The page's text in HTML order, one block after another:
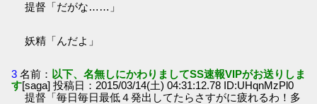
提督「だがな……」
妖精「んだよ」
3 名前： 以下、名無しにかわりましてSS速報VIPがお送りしま
す[saga] 投稿日：2015/03/14(土) 04:31:12.78 ID:UHqnMzPl0
提督「毎日毎日最低４発出してたらさすがに疲れるわ！多